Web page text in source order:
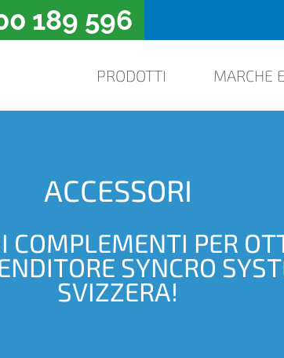
189 596
PRODOTTI MARCHE
ACCESSORI
COMPLEMENTI PER
SYNCRO
SVIZZERA!